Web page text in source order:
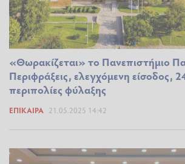
«Θωρακίζεται» το Πανεπιστήμιο
Περιφράξεις, ελεγχόμενη είσοδος,
περιπολίες φύλαξης
ΕΠΊΚΑΙΡΑ 21.05.2025 14:42